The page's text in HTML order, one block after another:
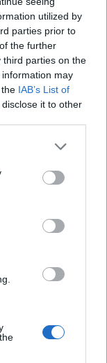
utilized by
parties prior to
the further
third parties on the
information may
IAB’s List of
it to other
i cancelli